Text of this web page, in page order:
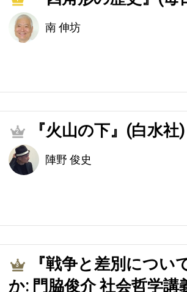
南 伸坊
2 『火山の下』(白水社)
陣野 俊史
3
『戦争と差別につ
か: 門脇俊介 社会哲学講